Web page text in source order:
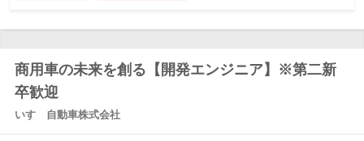
商用車の未来を創る【開発エンジニア】※第二新
卒歓迎
いすゞ自動車株式会社